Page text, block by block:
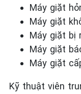
Máy giặt
Máy giặt
Máy giặt bị
Máy giặt
Máy giặt
Kỹ thuật viên